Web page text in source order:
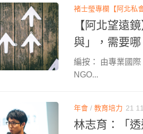
褚士瑩專欄【阿北私
【阿北望遠
與」，需要
編按： 由專業國
NGO...
年會 / 教育培力 21
林志育：「